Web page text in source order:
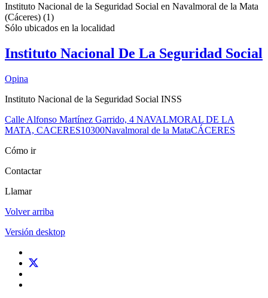
Instituto Nacional de la Seguridad Social en Navalmoral de la Mata
(Cáceres) (1)
Sólo ubicados en la localidad
Instituto Nacional De La Seguridad Social
Opina
Instituto Nacional de la Seguridad Social INSS
Calle Alfonso Martínez Garrido, 4 NAVALMORAL DE LA
MATA, CACERES10300Navalmoral de la MataCÁCERES
Cómo ir
Contactar
Llamar
Volver arriba
Versión desktop